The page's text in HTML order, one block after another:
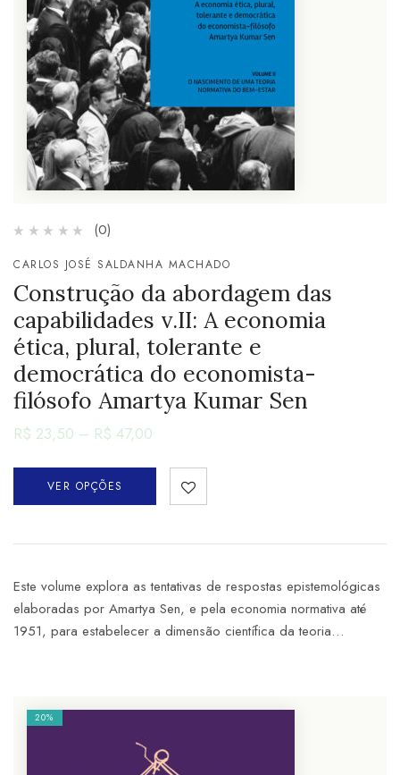
(0)
CARLOS JOSÉ SALDANHA MACHADO
Construção da abordagem das
capabilidades v.II: A economia
ética, plural, tolerante e
democrática do economista-
filósofo Amartya Kumar Sen
R$ 23,50 – R$ 47,00
VER OPÇÕES
Este volume explora as tentativas de respostas epistemológicas
elaboradas por Amartya Sen, e pela economia normativa até
1951, para estabelecer a dimensão científica da teoria…
20%